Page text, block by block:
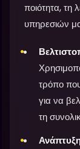
ποιότητα, τη
υπηρεσιών
τρόπο
για να
τη